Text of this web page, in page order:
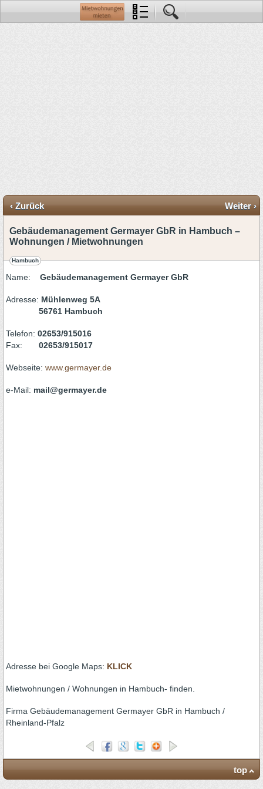
‹ Zurück Weiter ›
Gebäudemanagement Germayer GbR in Hambuch –
Wohnungen / Mietwohnungen
Hambuch
Name: Gebäudemanagement Germayer GbR
Adresse: Mühlenweg 5A
56761 Hambuch
Telefon: 02653/915016
Fax: 02653/915017
Webseite: www.germayer.de
e-Mail: mail@germayer.de
Adresse bei Google Maps: KLICK
Mietwohnungen / Wohnungen in Hambuch- finden.
Firma Gebäudemanagement Germayer GbR in Hambuch /
Rheinland-Pfalz
top